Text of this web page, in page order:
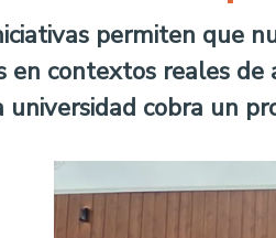
permiten que
en contextos reales
universidad cobra un